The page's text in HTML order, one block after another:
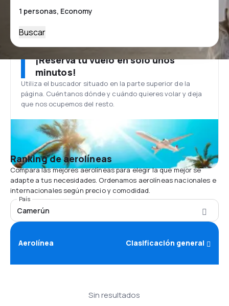
Buscar
¡Reserva tu vuelo en solo unos
minutos!
Utiliza el buscador situado en la parte superior de la
página. Cuéntanos dónde y cuándo quieres volar y deja
que nos ocupemos del resto.
Ranking de aerolíneas
Compara las mejores aerolíneas para elegir la que mejor se
adapte a tus necesidades. Ordenamos aerolíneas nacionales e
internacionales según precio y comodidad.
País
Camerún
Aerolínea Clasificación general
Sin resultados